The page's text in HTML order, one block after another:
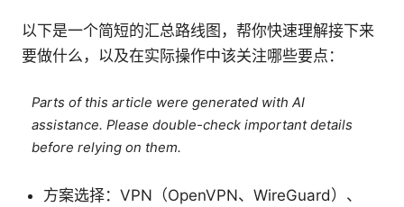
以下是一个简短的汇总路线图，帮你快速理解接下来
要做什么，以及在实际操作中该关注哪些要点：
Parts of this article were generated with AI
assistance. Please double-check important details
before relying on them.
方案选择：VPN（OpenVPN、WireGuard）、